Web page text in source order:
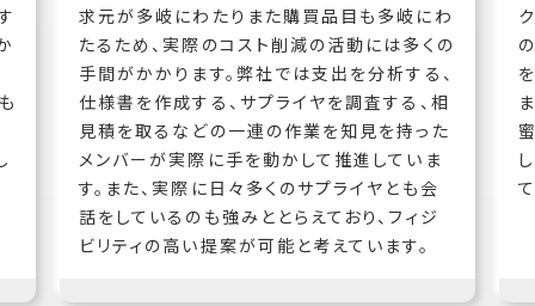
求元が多岐にわたりまた購買品目も多岐にわ
たるため、実際のコスト削減の活動には多くの
手間がかかります。弊社では支出を分析する、
仕様書を作成する、サプライヤを調査する、相
見積を取るなどの一連の作業を知見を持った
メンバーが実際に手を動かして推進していま
す。また、実際に日々多くのサプライヤとも会
話をしているのも強みととらえており、フィジ
ビリティの高い提案が可能と考えています。